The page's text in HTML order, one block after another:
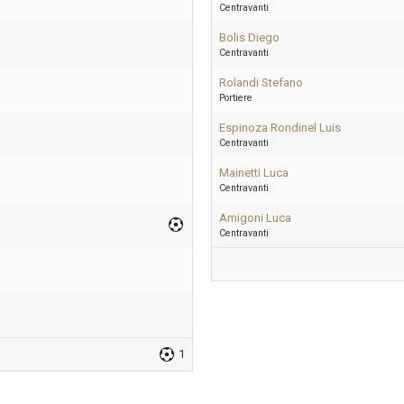
1
Centravanti
Bolis Diego
Centravanti
Rolandi Stefano
Portiere
Espinoza Rondinel Luis
Centravanti
Mainetti Luca
Centravanti
Amigoni Luca
Centravanti